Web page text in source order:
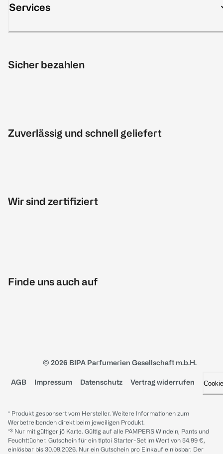
Services
Sicher bezahlen
Zuverlässig und schnell geliefert
Wir sind zertifiziert
Finde uns auch auf
© 2026 BIPA Parfumerien Gesellschaft m.b.H.
AGB Impressum Datenschutz Vertrag widerrufen
* Produkt gesponsert vom Hersteller. Weitere Informationen zum
Werbetreibenden direkt beim jeweiligen Produkt.
*³ Nur mit gültiger jö Karte. Gültig auf alle PAMPERS Windeln, Pants und
Feuchttücher. Gutschein für ein tiptoi Starter-Set im Wert von 54.99 €,
einlösbar bis 30.09.2026. Nur ein Gutschein pro Einkauf einlösbar. Der